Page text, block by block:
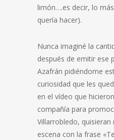
limón….es decir, lo
quería hacer).
Nunca imaginé la
después de emitir ese
Azafrán pidiéndome
curiosidad que les
en el vídeo que
compañía para
Villarrobledo,
escena con la frase